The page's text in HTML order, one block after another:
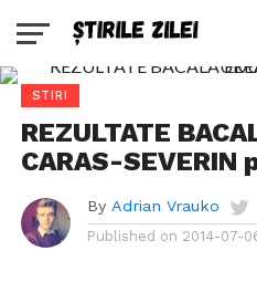
STIRI
REZULTATE
CARAS-SEVERIN
By Adrian Vrauko
Published on 2014-07-